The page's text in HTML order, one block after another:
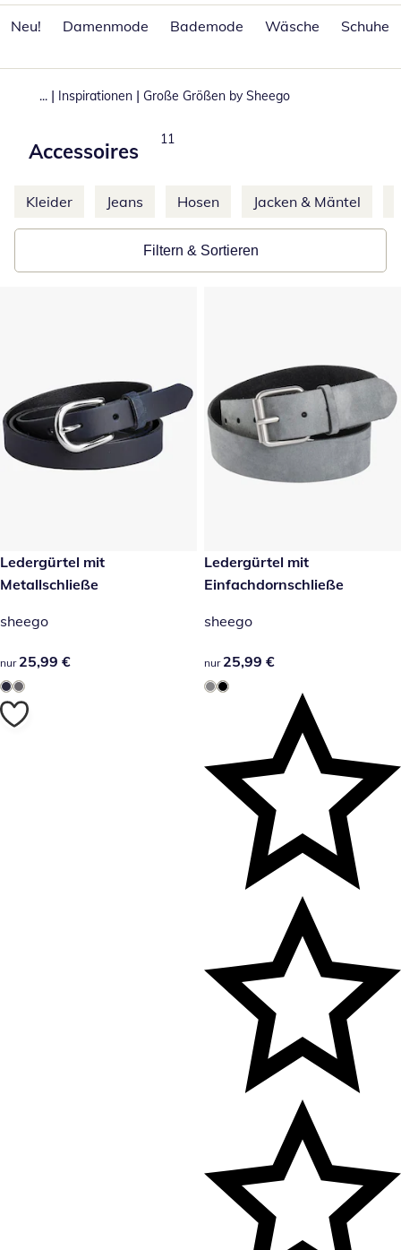
Neu!
Damenmode Bademode Wäsche Schuhe
... | Inspirationen | Große Größen by Sheego
Accessoires
Produkte
11
Weitere Kategorien überspringen
Kleider Jeans Hosen Jacken & Mäntel
Filtern & Sortieren
25,99 €
Ledergürtel mit
Metallschließe
sheego
25,99 €
nur 25,99 €
25,99 €
Ledergürtel mit
Einfachdornschließe
sheego
25,99 €
nur 25,99 €